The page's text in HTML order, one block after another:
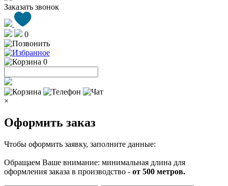
Заказать звонок
0
0
×
Оформить заказ
Чтобы оформить заявку, заполните данные:
Обращаем Ваше внимание: минимальная длина для
оформления заказа в производство - от 500 метров.